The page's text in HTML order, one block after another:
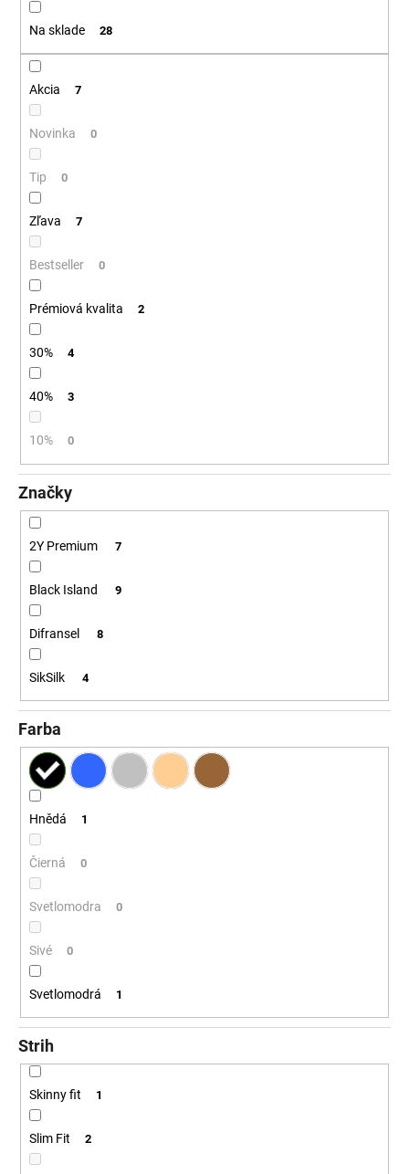
Na sklade 28
Akcia 7
Novinka 0
Tip 0
Zľava 7
Bestseller 0
Prémiová kvalita 2
30% 4
40% 3
10% 0
Značky
2Y Premium 7
Black Island 9
Difransel 8
SikSilk 4
Farba
Hnědá 1
Čierná 0
Svetlomodra 0
Sivé 0
Svetlomodrá 1
Strih
Skinny fit 1
Slim Fit 2
j
O
m
e